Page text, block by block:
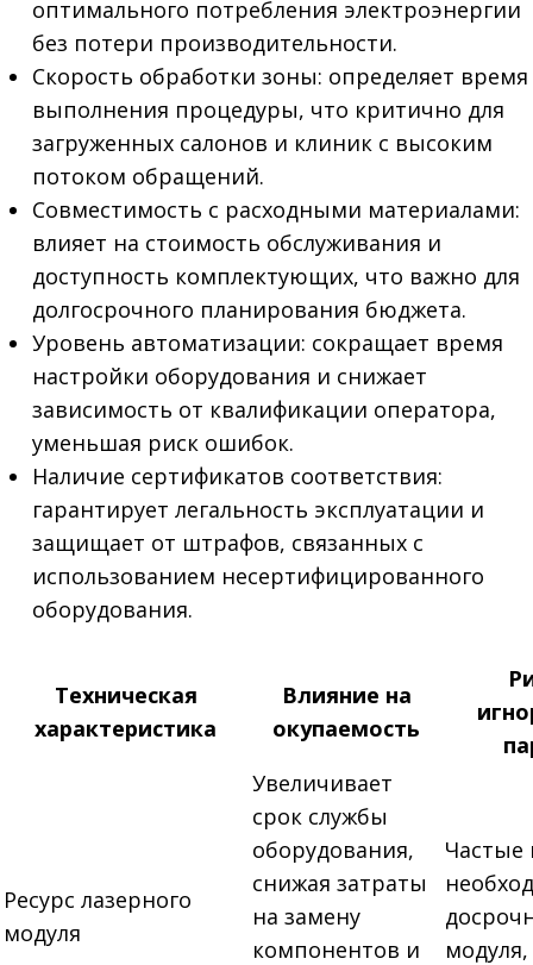
оптимального потребления электроэнергии
без потери производительности.
Скорость обработки зоны: определяет время
выполнения процедуры, что критично для
загруженных салонов и клиник с высоким
потоком обращений.
Совместимость с расходными материалами:
влияет на стоимость обслуживания и
доступность комплектующих, что важно для
долгосрочного планирования бюджета.
Уровень автоматизации: сокращает время
настройки оборудования и снижает
зависимость от квалификации оператора,
уменьшая риск ошибок.
Наличие сертификатов соответствия:
гарантирует легальность эксплуатации и
защищает от штрафов, связанных с
использованием несертифицированного
оборудования.
Техническая
характеристика
Влияние на
окупаемость
Ресурс лазерного
модуля
Увеличивает
срок службы
оборудования,
снижая затраты
на замену
компонентов и
Частые